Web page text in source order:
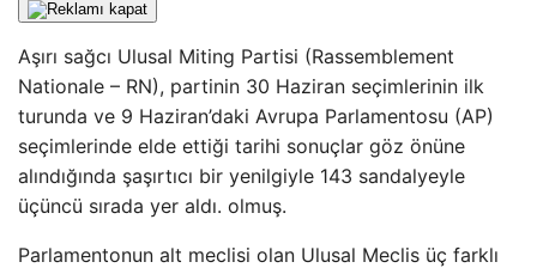
Aşırı sağcı Ulusal Miting Partisi (Rassemblement
Nationale – RN), partinin 30 Haziran seçimlerinin ilk
turunda ve 9 Haziran’daki Avrupa Parlamentosu (AP)
seçimlerinde elde ettiği tarihi sonuçlar göz önüne
alındığında şaşırtıcı bir yenilgiyle 143 sandalyeyle
üçüncü sırada yer aldı. olmuş.
Parlamentonun alt meclisi olan Ulusal Meclis üç farklı